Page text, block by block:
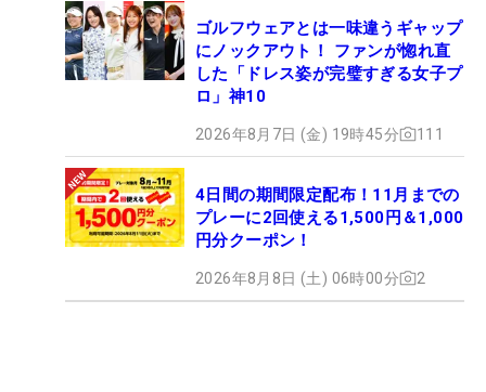
ゴルフウェアとは一味違うギャップ
にノックアウト！ ファンが惚れ直
した「ドレス姿が完璧すぎる女子プ
ロ」神10
2026年8月7日 (金) 19時45分 111
4日間の期間限定配布！11月までの
プレーに2回使える1,500円＆1,000
円分クーポン！
2026年8月8日 (土) 06時00分 2